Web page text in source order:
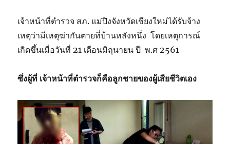
เจ้าหน้าที่ตำรวจ สภ. แม่ปิงจังหวัดเชียงใหม่ได้รับจ้าง
เหตุว่ามีเหตุฆ่ากันตายที่บ้านหลังหนึ่ง โดยเหตุการณ์
เกิดขึ้นเมื่อวันที่ 21 เดือนมิถุนายน ปี พ.ศ 2561
ซึ่งผู้ที่ เจ้าหน้าที่ตำรวจก็คือลูกชายของผู้เสียชีวิตเอง